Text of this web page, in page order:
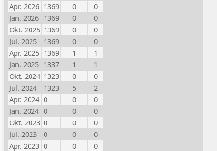
Apr. 2026 1369 0
0
Jan. 2026 1369 0
0
Okt. 2025 1369 0
0
Jul. 2025
1369 0
0
Apr. 2025 1369 1
1
Jan. 2025 1337 1
1
Okt. 2024 1323 0
0
Jul. 2024
1323 5
2
Apr. 2024 0 0
0
Jan. 2024 0 0
0
Okt. 2023 0 0
0
Jul. 2023
0 0
0
Apr. 2023 0 0
0